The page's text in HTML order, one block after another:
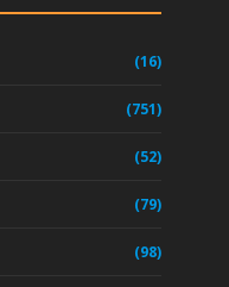
(16)
(751)
(52)
(79)
(98)